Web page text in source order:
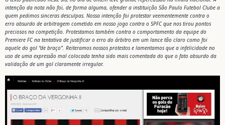
intenção da nota não foi, de forma alguma, ofender a instituição São Paulo Futebol Clube a
quem pedimos sinceras desculpas. Nossa intenção foi protestar veementemente contra o
erro absurdo de arbitragem cometido em nosso jogo contra o SPFC que nos tirou pontos
preciosos na competição. Protestamos também contra o comportamento da equipe do
Premiere FC na tentativa de justificar o erro do árbitro em um lance tão claro como foi
aquele do gol “de braço”. Reiteramos nossos protestos e lamentamos que a infelicidade no
uso de uma expressão mal colocada tenha sido mais comentada do que o fato absurdo da
validação de um gol claramente irregular.